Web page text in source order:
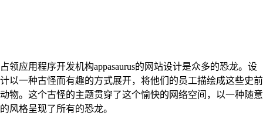
占领应用程序开发机构appasaurus的网站设计是众多的恐龙。设
计以一种古怪而有趣的方式展开，将他们的员工描绘成这些史前
动物。这个古怪的主题贯穿了这个愉快的网络空间，以一种随意
的风格呈现了所有的恐龙。